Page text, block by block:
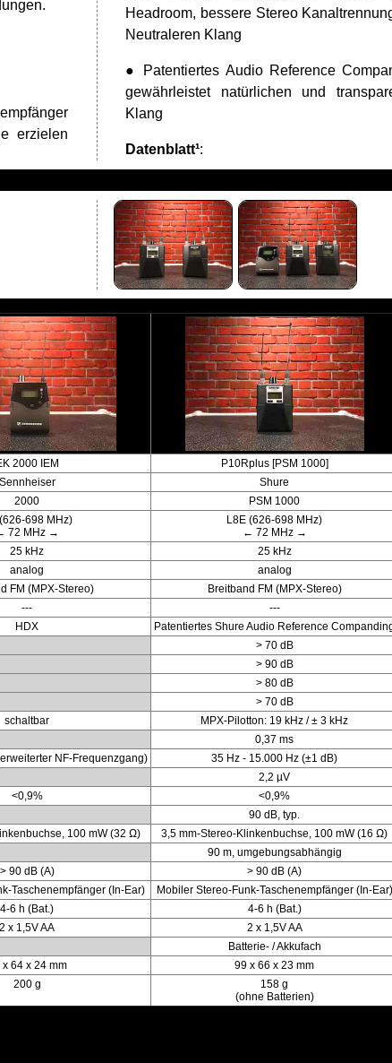
erzielen
Headroom, bessere Stereo
Neutraleren Klang
● Patentiertes Audio Reference
gewährleistet natürlichen und
Klang
Datenblatt¹:
2000 IEM
P10Rplus [PSM 1000]
Sennheiser
Shure
2000
PSM 1000
698 MHz)
72 MHz →
L8E (626-698 MHz)
← 72 MHz →
25 kHz
25 kHz
analog
analog
FM (MPX-Stereo)
Breitband FM (MPX-Stereo)
---
---
HDX
Patentiertes Shure Audio Reference
> 70 dB
> 90 dB
> 80 dB
> 70 dB
schaltbar
MPX-Pilotton: 19 kHz / ± 3 kHz
0,37 ms
NF-Frequenzgang)
35 Hz - 15.000 Hz (±1 dB)
2,2 µV
<0,9%
<0,9%
90 dB, typ.
100 mW (32 Ω)
3,5 mm-Stereo-Klinkenbuchse, 100 mW (16 Ω)
90 m, umgebungsabhängig
> 90 dB (A)
> 90 dB (A)
Taschenempfänger (In-Ear)
Mobiler Stereo-Funk-Taschenempfänger (In-Ear)
4-6 h (Bat.)
4-6 h (Bat.)
2 x 1,5V AA
2 x 1,5V AA
Batterie- / Akkufach
x 64 x 24 mm
99 x 66 x 23 mm
200 g
158 g
(ohne Batterien)